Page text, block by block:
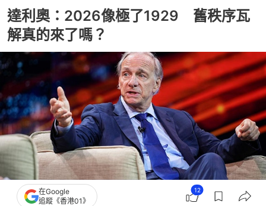
達利奧：2026像極了1929 舊秩序瓦
解真的來了嗎？
在Google
追蹤《香港01》
12